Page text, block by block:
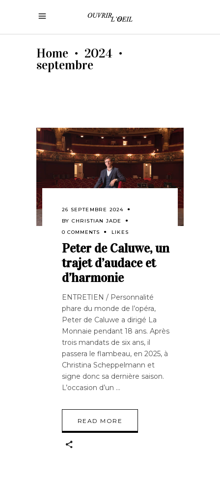
Home • 2024 •
septembre
26 SEPTEMBRE 2024
BY CHRISTIAN JADE
0 COMMENTS
LIKES
Peter de Caluwe, un
trajet d’audace et
d’harmonie
ENTRETIEN / Personnalité
phare du monde de l’opéra,
Peter de Caluwe a dirigé La
Monnaie pendant 18 ans. Après
trois mandats de six ans, il
passera le flambeau, en 2025, à
Christina Scheppelmann et
signe donc sa dernière saison.
L’occasion d’un
READ MORE